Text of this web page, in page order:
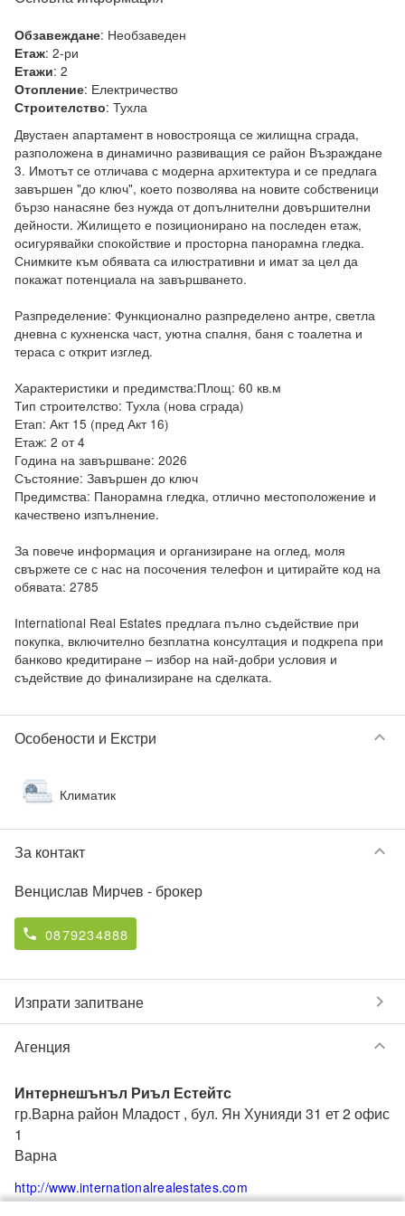
Обзавеждане: Необзаведен
Етаж: 2-ри
Етажи: 2
Отопление: Електричество
Строителство: Тухла
Двустаен апартамент в новострояща се жилищна сграда,
разположена в динамично развиващия се район Възраждане
3. Имотът се отличава с модерна архитектура и се предлага
завършен "до ключ", което позволява на новите собственици
бързо нанасяне без нужда от допълнителни довършителни
дейности. Жилището е позиционирано на последен етаж,
осигурявайки спокойствие и просторна панорамна гледка.
Снимките към обявата са илюстративни и имат за цел да
покажат потенциала на завършването.
Разпределение: Функционално разпределено антре, светла
дневна с кухненска част, уютна спалня, баня с тоалетна и
тераса с открит изглед.
Характеристики и предимства:Площ: 60 кв.м
Тип строителство: Тухла (нова сграда)
Етап: Акт 15 (пред Акт 16)
Етаж: 2 от 4
Година на завършване: 2026
Състояние: Завършен до ключ
Предимства: Панорамна гледка, отлично местоположение и
качествено изпълнение.
За повече информация и организиране на оглед, моля
свържете се с нас на посочения телефон и цитирайте код на
обявата: 2785
International Real Estates предлага пълно съдействие при
покупка, включително безплатна консултация и подкрепа при
банково кредитиране – избор на най-добри условия и
съдействие до финализиране на сделката.
Особености и Екстри keyboard_arrow_down
Климатик
За контакт keyboard_arrow_down
Венцислав Мирчев - брокер
phone 0879234888
Изпрати запитване chevron_right
Агенция keyboard_arrow_down
Интернешънъл Риъл Естейтс
гр.Варна район Младост , бул. Ян Хунияди 31 ет 2 офис
1
Варна
http://www.internationalrealestates.com